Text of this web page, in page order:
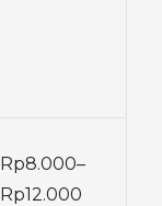
Rp8.000–
Rp12.000